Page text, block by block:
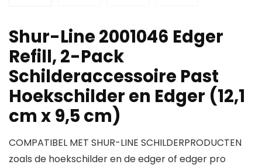
Shur-Line 2001046 Edger
Refill, 2-Pack
Schilderaccessoire Past
Hoekschilder en Edger (12,1
cm x 9,5 cm)
COMPATIBEL MET SHUR-LINE SCHILDERPRODUCTEN
zoals de hoekschilder en de edger of edger pro